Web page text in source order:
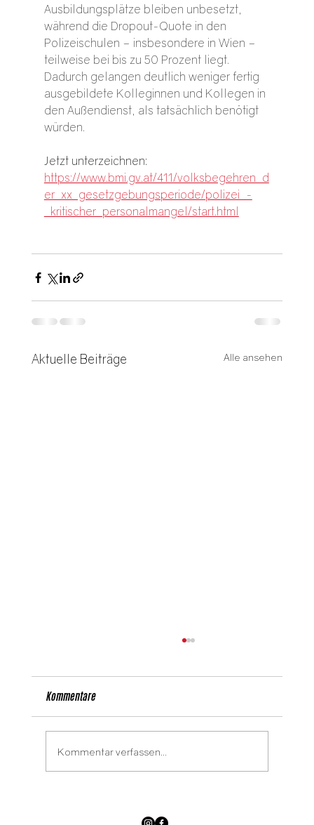
Ausbildungsplätze bleiben unbesetzt,
während die Dropout-Quote in den
Polizeischulen – insbesondere in Wien –
teilweise bei bis zu 50 Prozent liegt.
Dadurch gelangen deutlich weniger fertig
ausgebildete Kolleginnen und Kollegen in
den Außendienst, als tatsächlich benötigt
würden.
Jetzt unterzeichnen:
https://www.bmi.gv.at/411/volksbegehren_d
er_xx_gesetzgebungsperiode/polizei_-
_kritischer_personalmangel/start.html
Aktuelle Beiträge Alle ansehen
Kommentare
Kommentar verfassen...